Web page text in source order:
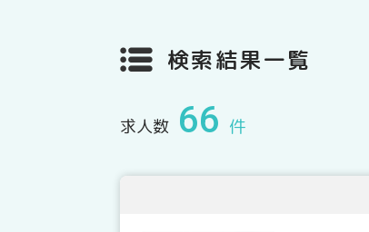
検索結果一覧
求人数 66 件